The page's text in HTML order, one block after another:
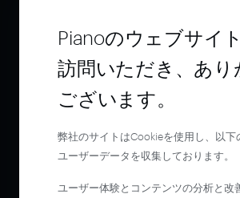
Pianoのウェブサイ
訪問いただき、あり
ございます。
弊社のサイトはCookieを使用し、以下
ユーザーデータを収集しております。
ユーザー体験とコンテンツの分析と改